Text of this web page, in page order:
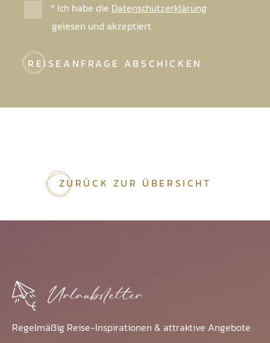
* Ich habe die Datenschutzerklärung
gelesen und akzeptiert.
REISEANFRAGE ABSCHICKEN
ZURÜCK ZUR ÜBERSICHT
Urlaubsletter
Regelmäßig Reise-Inspirationen & attraktive Angebote